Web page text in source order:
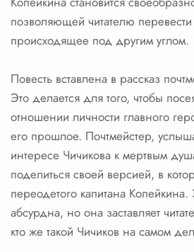
позволяющей читателю перевести
происходящее под другим углом.
Повесть вставлена в рассказ
Это делается для того, чтобы
отношении личности главного
его прошлое. Почтмейстер,
интересе Чичикова к мертвым
поделиться своей версией, в
переодетого капитана
абсурдна, но она заставляет
кто же такой Чичиков на самом